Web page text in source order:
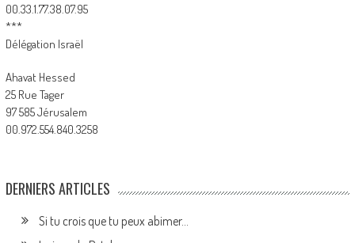
00.33.1.77.38.07.95
***
Délégation Israël
Ahavat Hessed
25 Rue Tager
97 585 Jérusalem
00.972.554.840.3258
DERNIERS ARTICLES
Si tu crois que tu peux abimer…